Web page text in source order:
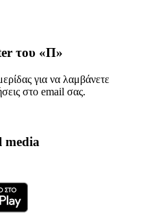
του «Π»
για να λαμβάνετε
στο email σας.
media